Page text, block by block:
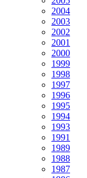
2004
2003
2002
2001
2000
1999
1998
1997
1996
1995
1994
1993
1991
1989
1988
1987